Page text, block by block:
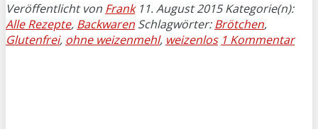
Veröffentlicht von Frank 11. August 2015 Kategorie(n):
Alle Rezepte, Backwaren Schlagwörter:Brötchen,
Glutenfrei, ohne weizenmehl, weizenlos 1 Kommentar